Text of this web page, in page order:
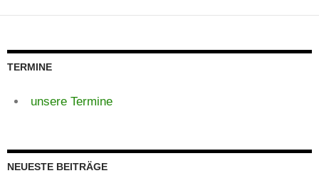
TERMINE
unsere Termine
NEUESTE BEITRÄGE